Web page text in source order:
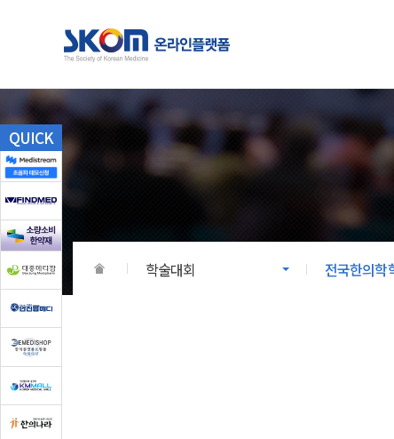
학술대회
전국한의학학술대회/세미나
회원학회 학술대회
온라인
대한
회원
학술대회 전국한의학
QUICK